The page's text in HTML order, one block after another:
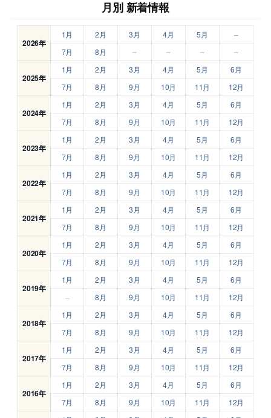
月別 新着情報
2026年
1月 2月 3月 4月 5月
–
7月
8月 – – – –
2025年
1月 2月 3月 4月 5月
6月
7月
8月 9月 10月 11月 12月
2024年
1月 2月 3月 4月 5月
6月
7月
8月 9月 10月 11月 12月
2023年
1月 2月 3月 4月 5月
6月
7月
8月 9月 10月 11月 12月
2022年
1月 2月 3月 4月 5月
6月
7月
8月 9月 10月 11月 12月
2021年
1月 2月 3月 4月 5月
6月
7月
8月 9月 10月 11月 12月
2020年
1月 2月 3月 4月 5月
6月
7月
8月 9月 10月 11月 12月
2019年
1月 2月 3月 4月 5月
6月
–
8月 9月 10月 11月 12月
2018年
1月 2月 3月 4月 5月
6月
7月
8月 9月 10月 11月 12月
2017年
1月 2月 3月 4月 5月
6月
7月
8月 9月 10月 11月 12月
2016年
1月 2月 3月 4月 5月
6月
7月
8月 9月 10月 11月 12月